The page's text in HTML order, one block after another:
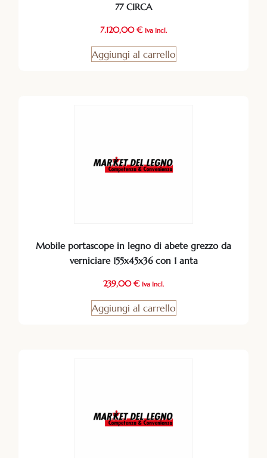
77 CIRCA
7.120,00€ Iva Incl.
Aggiungi al carrello
Mobile portascope in legno di abete grezzo da
verniciare 155x45x36 con 1 anta
239,00€ Iva Incl.
Aggiungi al carrello